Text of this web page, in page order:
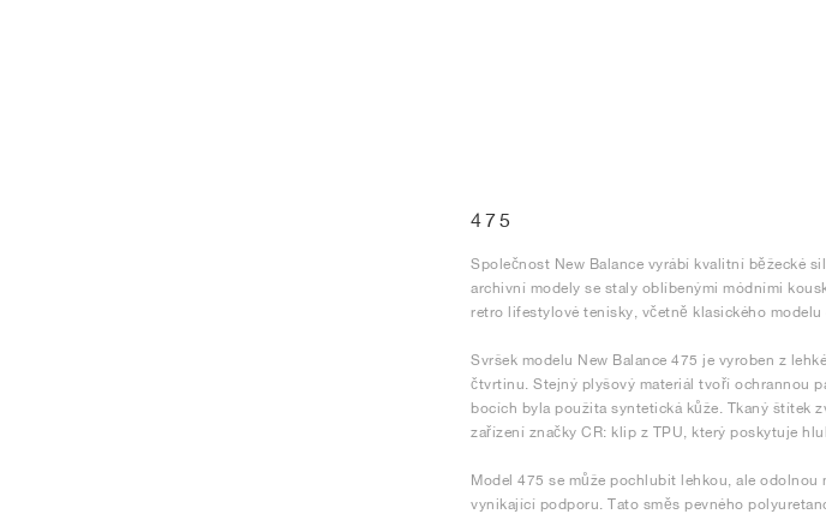
475
Společnost New Balance vyrábí kvalitní běžecké
archivní modely se staly oblíbenými módními
retro lifestylové tenisky, včetně klasického modelu
Svršek modelu New Balance 475 je vyroben z
čtvrtinu. Stejný plyšový materiál tvoří ochrannou
bocích byla použita syntetická kůže. Tkaný štítek
zařízení značky CR: klip z TPU, který poskytuje
Model 475 se může pochlubit lehkou, ale
vynikající podporu. Tato směs pevného